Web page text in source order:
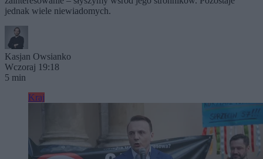
jednak wiele niewiadomych.
Kasjan Owsianko
Wczoraj 19:18
5 min
Kraj